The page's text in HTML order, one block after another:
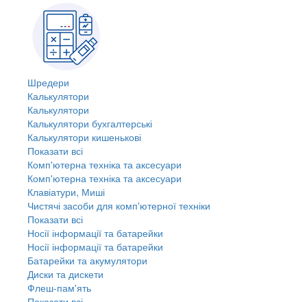
Шредери
Калькулятори
Калькулятори
Калькулятори бухгалтерські
Калькулятори кишенькові
Показати всі
Комп'ютерна техніка та аксесуари
Комп'ютерна техніка та аксесуари
Клавіатури, Миші
Чистячі засоби для комп'ютерної техніки
Показати всі
Носії інформації та батарейки
Носії інформації та батарейки
Батарейки та акумулятори
Диски та дискети
Флеш-пам'ять